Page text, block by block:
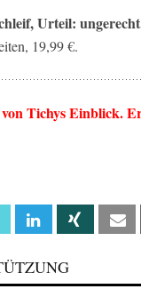
Urteil:
19,99 €.
Tichys Einblick.
Twitter Linkedin Xing